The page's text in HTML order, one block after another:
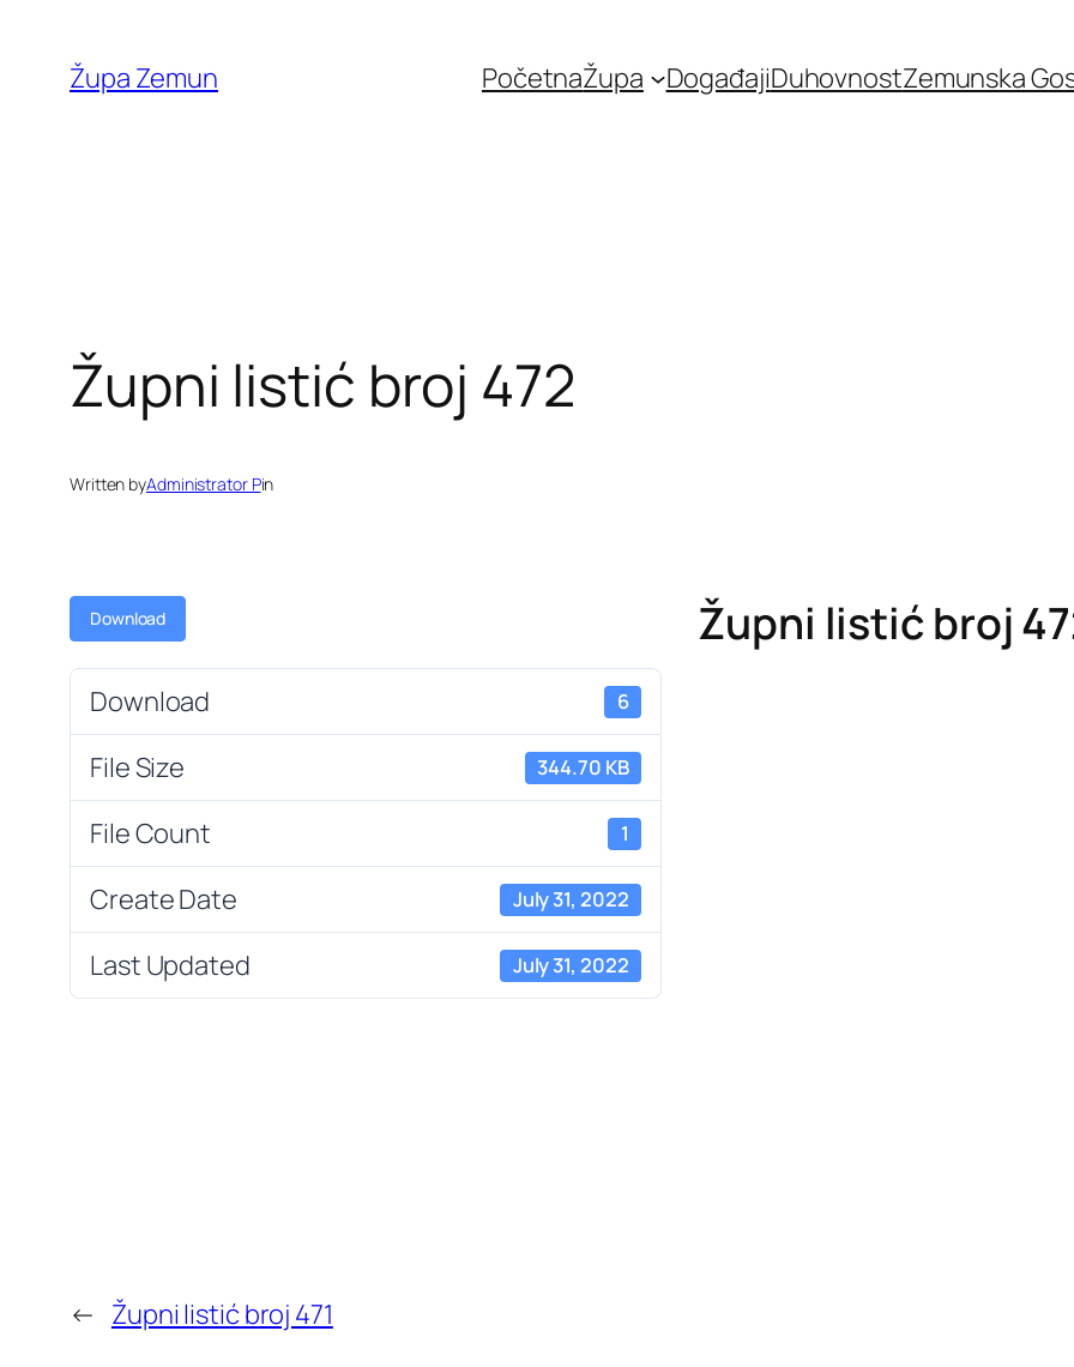
content
Župa Zemun PočetnaŽupa DogađajiDuhovnostZemunska
Župni listić broj 472
Written byAdministrator Pin
Download
Download 6
File Size 344.70 KB
File Count 1
Create Date July 31, 2022
Last Updated July 31, 2022
Župni listić broj
← Župni listić broj 471